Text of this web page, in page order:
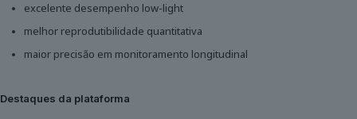
excelente desempenho low-light
melhor reprodutibilidade quantitativa
maior precisão em monitoramento longitudinal
Destaques da plataforma